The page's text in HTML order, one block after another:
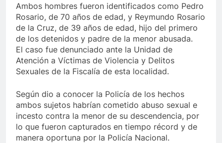
Ambos hombres fueron identificados como Pedro
Rosario, de 70 años de edad, y Reymundo Rosario
de la Cruz, de 39 años de edad, hijo del primero
de los detenidos y padre de la menor abusada.
El caso fue denunciado ante la Unidad de
Atención a Víctimas de Violencia y Delitos
Sexuales de la Fiscalía de esta localidad.
Según dio a conocer la Policía de los hechos
ambos sujetos habrían cometido abuso sexual e
incesto contra la menor de su descendencia, por
lo que fueron capturados en tiempo récord y de
manera oportuna por la Policía Nacional.